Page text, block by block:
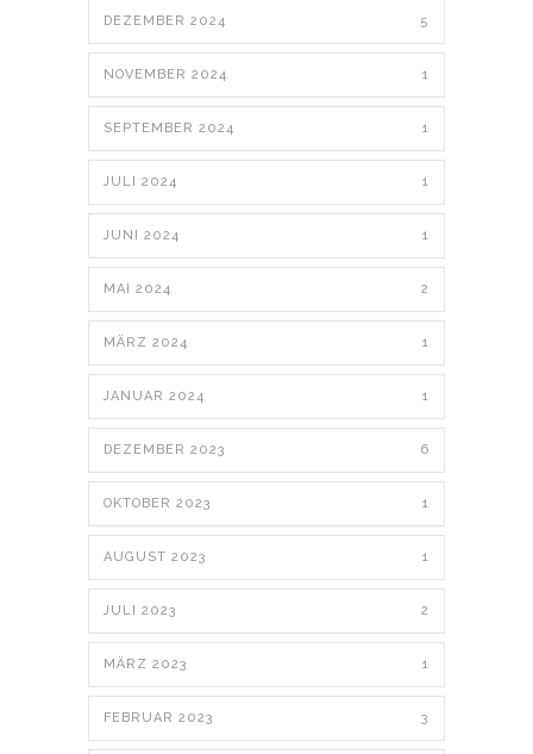
DEZEMBER 2024 5
NOVEMBER 2024 1
SEPTEMBER 2024 1
JULI 2024 1
JUNI 2024 1
MAI 2024 2
MÄRZ 2024 1
JANUAR 2024 1
DEZEMBER 2023 6
OKTOBER 2023 1
AUGUST 2023 1
JULI 2023 2
MÄRZ 2023 1
FEBRUAR 2023 3